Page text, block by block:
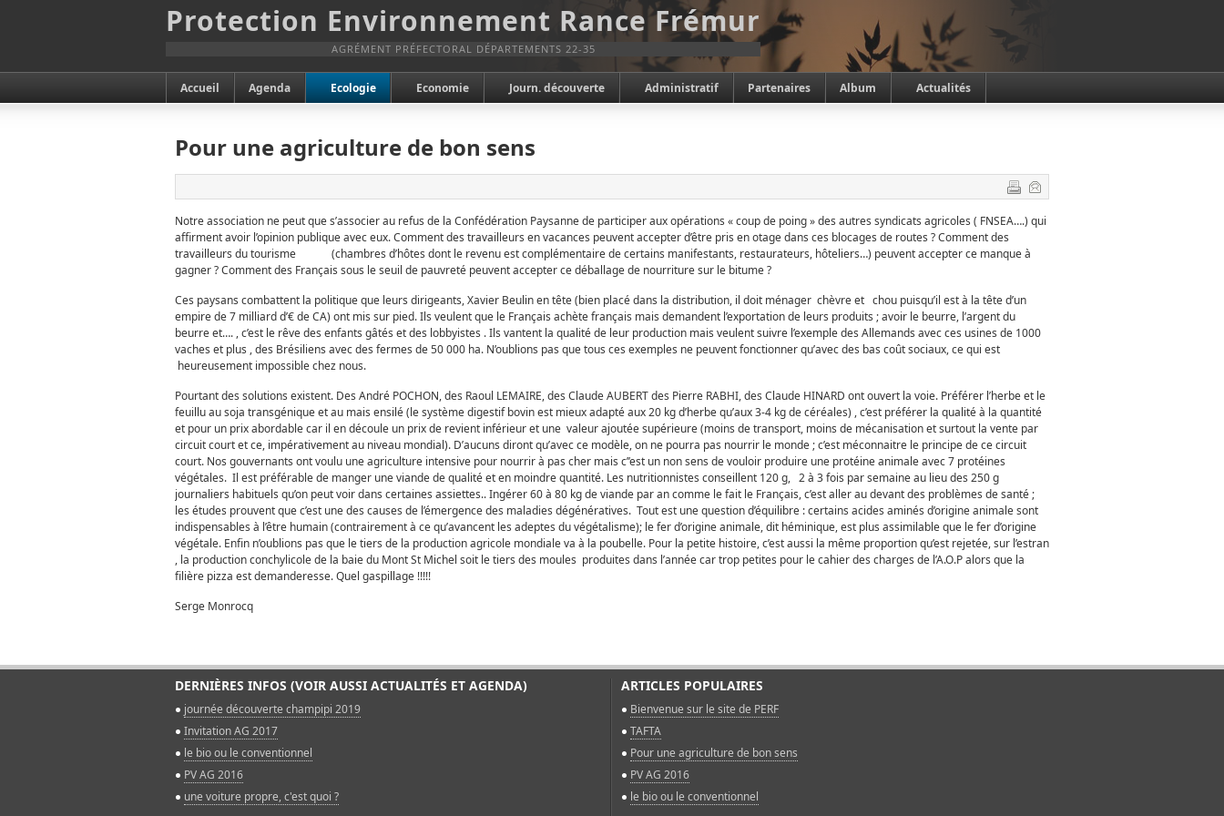
Protection Environnement Rance Frémur
AGRÉMENT PRÉFECTORAL DÉPARTEMENTS 22-35
Accueil Agenda Ecologie Economie Journ. découverte Administratif Partenaires Album Actualités
Pour une agriculture de bon sens
Notre association ne peut que s’associer au refus de la Confédération Paysanne de participer aux opérations « coup de poing » des autres syndicats agricoles ( FNSEA….) qui
affirment avoir l’opinion publique avec eux. Comment des travailleurs en vacances peuvent accepter d’être pris en otage dans ces blocages de routes ? Comment des
travailleurs du tourisme (chambres d’hôtes dont le revenu est complémentaire de certains manifestants, restaurateurs, hôteliers…) peuvent accepter ce manque à
gagner ? Comment des Français sous le seuil de pauvreté peuvent accepter ce déballage de nourriture sur le bitume ?
Ces paysans combattent la politique que leurs dirigeants, Xavier Beulin en tête (bien placé dans la distribution, il doit ménager chèvre et chou puisqu’il est à la tête d’un
empire de 7 milliard d’€ de CA) ont mis sur pied. Ils veulent que le Français achète français mais demandent l’exportation de leurs produits ; avoir le beurre, l’argent du
beurre et…. , c’est le rêve des enfants gâtés et des lobbyistes . Ils vantent la qualité de leur production mais veulent suivre l’exemple des Allemands avec ces usines de 1000
vaches et plus , des Brésiliens avec des fermes de 50 000 ha. N’oublions pas que tous ces exemples ne peuvent fonctionner qu’avec des bas coût sociaux, ce qui est
heureusement impossible chez nous.
Pourtant des solutions existent. Des André POCHON, des Raoul LEMAIRE, des Claude AUBERT des Pierre RABHI, des Claude HINARD ont ouvert la voie. Préférer l’herbe et le
feuillu au soja transgénique et au mais ensilé (le système digestif bovin est mieux adapté aux 20 kg d’herbe qu’aux 3-4 kg de céréales) , c’est préférer la qualité à la quantité
et pour un prix abordable car il en découle un prix de revient inférieur et une valeur ajoutée supérieure (moins de transport, moins de mécanisation et surtout la vente par
circuit court et ce, impérativement au niveau mondial). D’aucuns diront qu’avec ce modèle, on ne pourra pas nourrir le monde ; c’est méconnaitre le principe de ce circuit
court. Nos gouvernants ont voulu une agriculture intensive pour nourrir à pas cher mais c’’est un non sens de vouloir produire une protéine animale avec 7 protéines
végétales. Il est préférable de manger une viande de qualité et en moindre quantité. Les nutritionnistes conseillent 120 g, 2 à 3 fois par semaine au lieu des 250 g
journaliers habituels qu’on peut voir dans certaines assiettes.. Ingérer 60 à 80 kg de viande par an comme le fait le Français, c’est aller au devant des problèmes de santé ;
les études prouvent que c’est une des causes de l’émergence des maladies dégénératives. Tout est une question d’équilibre : certains acides aminés d’origine animale sont
indispensables à l’être humain (contrairement à ce qu’avancent les adeptes du végétalisme); le fer d’origine animale, dit héminique, est plus assimilable que le fer d’origine
végétale. Enfin n’oublions pas que le tiers de la production agricole mondiale va à la poubelle. Pour la petite histoire, c’est aussi la même proportion qu’est rejetée, sur l’estran
, la production conchylicole de la baie du Mont St Michel soit le tiers des moules produites dans l’année car trop petites pour le cahier des charges de l’A.O.P alors que la
filière pizza est demanderesse. Quel gaspillage !!!!!
Serge Monrocq
DERNIÈRES INFOS (VOIR AUSSI ACTUALITÉS ET AGENDA)
journée découverte champipi 2019
Invitation AG 2017
le bio ou le conventionnel
PV AG 2016
une voiture propre, c'est quoi ?
ARTICLES POPULAIRES
Bienvenue sur le site de PERF
TAFTA
Pour une agriculture de bon sens
PV AG 2016
le bio ou le conventionnel